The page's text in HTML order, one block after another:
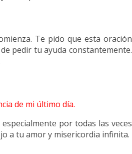
Te pido que esta oración
pedir tu ayuda constantemente.
de mi último día.
por todas las veces
a tu amor y misericordia infinita.